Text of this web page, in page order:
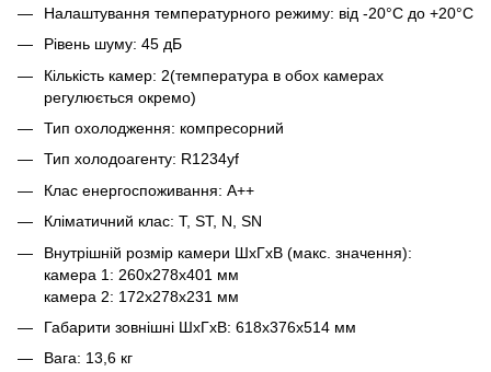
Налаштування температурного режиму: від -20°C до +20°C
Рівень шуму: 45 дБ
Кількість камер: 2(температура в обох камерах
регулюється окремо)
Тип охолодження: компресорний
Тип холодоагенту: R1234yf
Клас енергоспоживання: А++
Кліматичний клас: T, ST, N, SN
Внутрішній розмір камери ШхГхВ (макс. значення):
камера 1: 260x278x401 мм
камера 2: 172х278х231 мм
Габарити зовнішні ШхГхВ: 618x376x514 мм
Вага: 13,6 кг